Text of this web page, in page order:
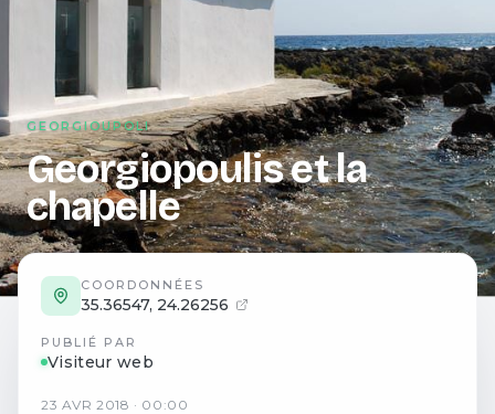
GEORGIOUPOLI
Georgiopoulis et la
chapelle
COORDONNÉES
35.36547, 24.26256
PUBLIÉ PAR
Visiteur web
23 AVR 2018 · 00:00